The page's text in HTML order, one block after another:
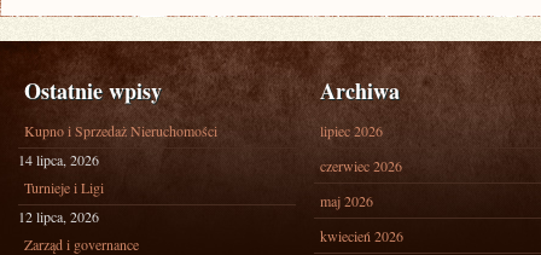
Ostatnie wpisy
Kupno i Sprzedaż Nieruchomości
14 lipca, 2026
Turnieje i Ligi
12 lipca, 2026
Zarząd i governance
Archiwa
lipiec 2026
czerwiec 2026
maj 2026
kwiecień 2026